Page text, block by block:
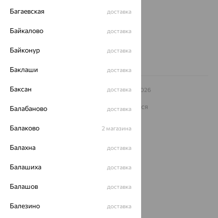
Другие города
Заказать звонок
© ООО «Ювелирный дом «Кристалл»,2009 – 2026
На информационном ресурсе применяются
рекомендательные технологии
ОГРН 1044800168379
Разработка сайта —
Багаевская доставка
Байкалово доставка
Байконур доставка
Баклаши доставка
Баксан доставка
Балабаново доставка
Балаково 2 магазина
Балахна доставка
Балашиха доставка
Балашов доставка
Балезино доставка